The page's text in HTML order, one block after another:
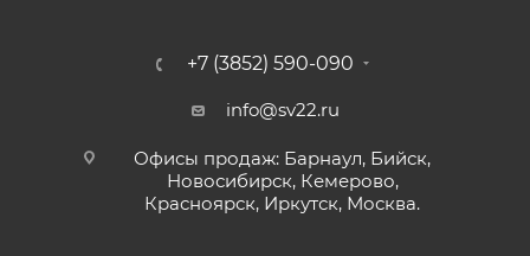
+7 (3852) 590-090
info@sv22.ru
Офисы продаж: Барнаул, Бийск,
Новосибирск, Кемерово,
Красноярск, Иркутск, Москва.